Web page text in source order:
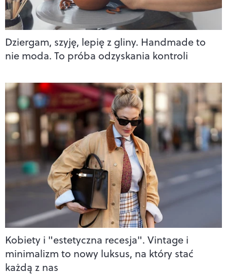
Dziergam, szyję, lepię z gliny. Handmade to
nie moda. To próba odzyskania kontroli
Kobiety i "estetyczna recesja". Vintage i
minimalizm to nowy luksus, na który stać
każdą z nas